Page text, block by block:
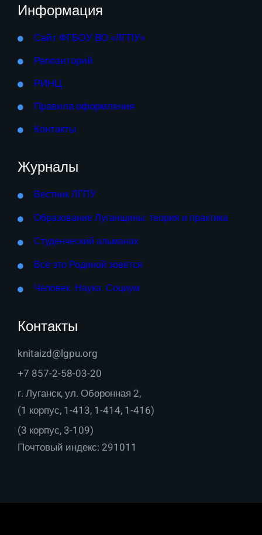
Информация
Сайт ФГБОУ ВО «ЛГПУ»
Репозиторий
РИНЦ
Правила оформления
Контакты
Журналы
Вестник ЛГПУ
Образование Луганщины: теория и практика
Студенческий альманах
Всё это Родиной зовётся
Человек. Наука. Социум
Контакты
knitaizd@lgpu.org
+7 857-2-58-03-20
г. Луганск, ул. Оборонная 2,
(1 корпус, 1-413, 1-414, 1-416)
(3 корпус, 3-109)
Почтовый индекс: 291011